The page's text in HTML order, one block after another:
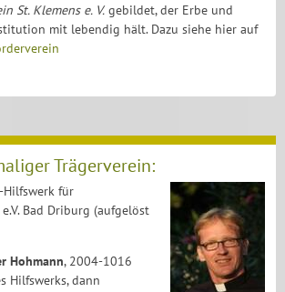
St. Klemens e. V.gebildet, der Erbe und
mit lebendig hält. Dazu siehe hier auf
Trägerverein:
Hilfswerk für
Bad Driburg (aufgelöst
Hohmann, 2004-1016
Hilfswerks, dann